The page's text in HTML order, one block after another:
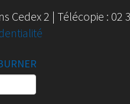
Cedex 2 | Télécopie : 02